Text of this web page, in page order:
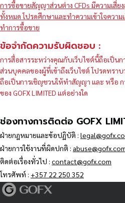
การซื้อขายสัญญาส่วนต่าง CFDs มีความเสี่
ทั้งหมด โปรดศึกษาและทำความเข้าใจความ
ทำการซื้อขาย
ข้อจำกัดความรับผิดชอบ :
การสื่อสารระหว่างคุณกับเว็บไซต์นี้ถือเป็นก
ส่วนบุคคลของผู้ที่เข้าถึงเว็บไซต์ โปรดทรา
ถือเป็นการเชิญชวนให้ทำสัญญา และ หรือ
ของ GOFX LIMITED แต่อย่างใด
ช่องทางการติดต่อ GOFX
ฝ่ายกฎหมายและข้อปฏิบัติ :
ฝ่ายการใช้งานที่ผิดปกติ :
ติดต่อเรื่องทั่วไป : contact@gofx.com
โทรศัพท์ : +357 22 250 352